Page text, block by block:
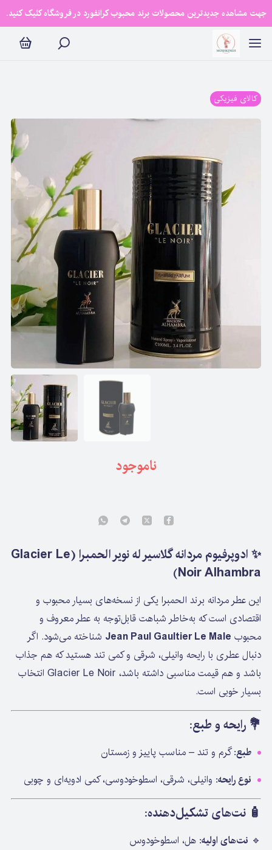
جهت مشاهده جدیدترین محصولات برند محبوب کرانفورد در فروشگاه کلیک کنید.
کالای فیزیکی
ناموجود
✨
ادوپرفیوم مردانه گلاسیر له نویر الحمبرا (Glacier Le
Noir Alhambra)
این عطر مردانه برند الحمبرا یکی از نسخه‌های بسیار محبوب و
اقتصادی است که به‌خاطر شباهت قابل‌توجه به عطر معروف و
محبوب Jean Paul Gaultier Le Male شناخته می‌شود. اگر
دنبال عطری با رایحه وانیلی، شرقی و کمی تند هستید که هم جذاب
باشد و هم قیمت مناسبی داشته باشد، Glacier Le Noir انتخاب
بسیار خوبی است.
💐 رایحه و طبع:
طبع:گرم و تند – مناسب پاییز و زمستان
نوع رایحه: وانیلی، شرقی، اسطوخودوسی، کمی ادویه‌ای و چوبی
🧴 نت‌های تشکیل‌دهنده:
🔹 نت‌های اولیه: هل، اسطوخودوس